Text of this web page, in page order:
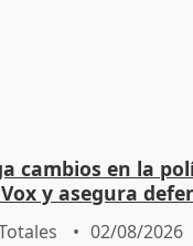
cambios en la
y asegura
02/08/2026